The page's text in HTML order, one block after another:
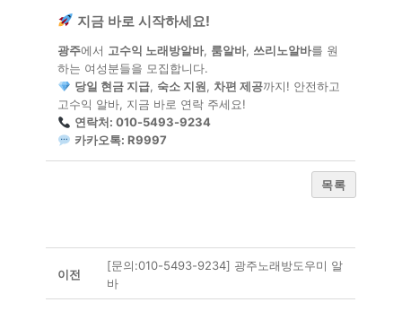
지금 바로 시작하세요!
광주에서 고수익 노래방알바, 룸알바, 쓰리노알바를 원
하는 여성분들을 모집합니다.
당일 현금 지급, 숙소 지원, 차편 제공까지! 안전하고
고수익 알바, 지금 바로 연락 주세요!
연락처: 010-5493-9234
카카오톡: R9997
목록
이전
[문의:010-5493-9234] 광주노래방도우미 알
바